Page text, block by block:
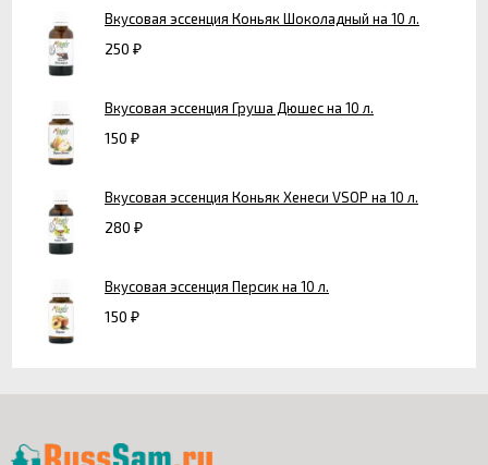
Вкусовая эссенция Коньяк Шоколадный на 10 л.
250 ₽
Вкусовая эссенция Груша Дюшес на 10 л.
150 ₽
Вкусовая эссенция Коньяк Хенеси VSOP на 10 л.
280 ₽
Вкусовая эссенция Персик на 10 л.
150 ₽